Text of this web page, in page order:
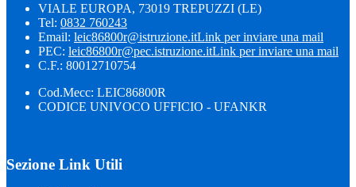
VIALE EUROPA, 73019 TREPUZZI (LE)
Tel: 0832 760243
Email: leic86800r@istruzione.itLink per inviare una mail
PEC: leic86800r@pec.istruzione.itLink per inviare una mail
C.F.: 80012710754
Cod.Mecc: LEIC86800R
CODICE UNIVOCO UFFICIO - UFANKR
Sezione Link Utili